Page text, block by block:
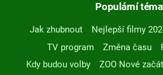
Populární
Jak zhubnout Nejlepší filmy
TV program
Změna času
Kdy budou volby
ZOO Nové